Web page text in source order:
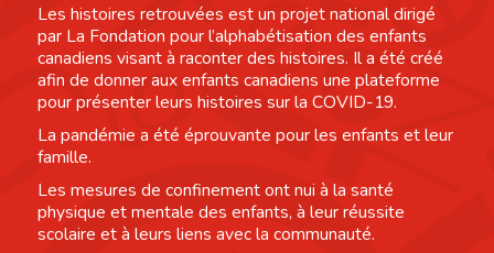
Les histoires retrouvées est un projet national dirigé
par La Fondation pour l’alphabétisation des enfants
canadiens visant à raconter des histoires. Il a été créé
afin de donner aux enfants canadiens une plateforme
pour présenter leurs histoires sur la COVID-19.
La pandémie a été éprouvante pour les enfants et leur
famille.
Les mesures de confinement ont nui à la santé
physique et mentale des enfants, à leur réussite
scolaire et à leurs liens avec la communauté.